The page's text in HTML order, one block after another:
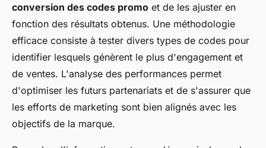
conversion des codes promo et de les ajuster en
fonction des résultats obtenus. Une méthodologie
efficace consiste à tester divers types de codes pour
identifier lesquels génèrent le plus d'engagement et
de ventes. L'analyse des performances permet
d'optimiser les futurs partenariats et de s'assurer que
les efforts de marketing sont bien alignés avec les
objectifs de la marque.